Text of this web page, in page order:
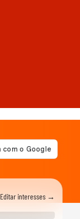
Editar interesses →